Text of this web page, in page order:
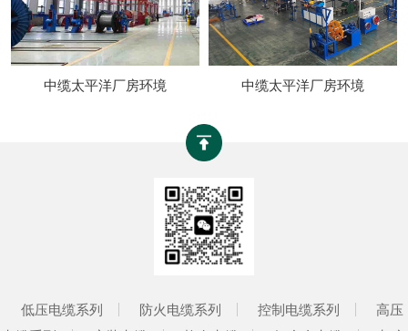
中缆太平洋厂房环境 中缆太平洋厂房环境
低压电缆系列 防火电缆系列 控制电缆系列
高压